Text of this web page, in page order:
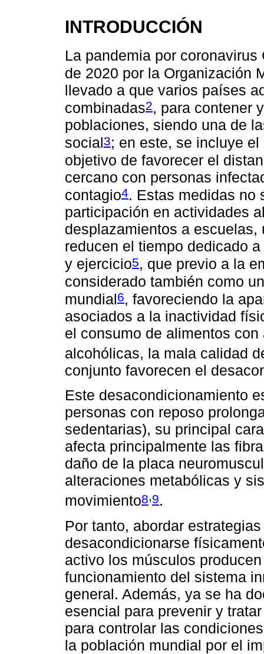
INTRODUCCIÓN
La pandemia por
de 2020 por la Organización
llevado a que varios países
combinadas2, para contener
poblaciones, siendo una de
social3; en este, se incluye
objetivo de favorecer el
cercano con personas
contagio4. Estas medidas no
participación en actividades
desplazamientos a
reducen el tiempo dedicado
y ejercicio5, que previo a la
considerado también como
mundial6, favoreciendo la
asociados a la inactividad
el consumo de alimentos
alcohólicas, la mala calidad
conjunto favorecen el
Este desacondicionamiento
personas con reposo
sedentarias), su principal
afecta principalmente las
daño de la placa
alteraciones metabólicas y
movimiento8,9.
Por tanto, abordar
desacondicionarse
activo los músculos
funcionamiento del sistema
general. Además, ya se ha
esencial para prevenir y
para controlar las
la población mundial por el